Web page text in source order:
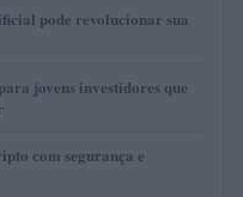
pode revolucionar sua
jovens investidores que
com segurança e